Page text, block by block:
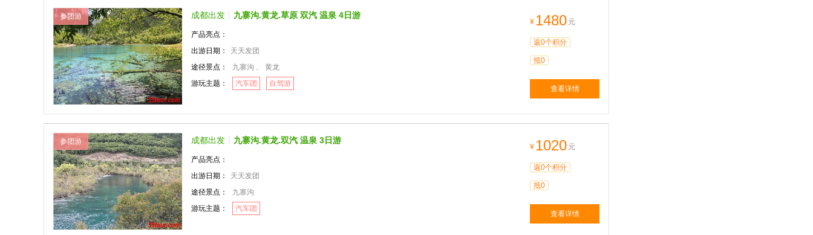
参团游 成都出发 九寨沟.黄龙.草原 双汽 温泉 4日游
产品亮点：
出游日期：
天天发团
途径景点：
九寨沟 、 黄龙
游玩主题：
汽车团 自驾游
¥ 1480 元
返0个积分
抵0
查看详情
参团游 成都出发 九寨沟.黄龙.双汽 温泉 3日游
产品亮点：
出游日期：
天天发团
途径景点：
九寨沟
游玩主题：
汽车团
¥ 1020 元
返0个积分
抵0
查看详情